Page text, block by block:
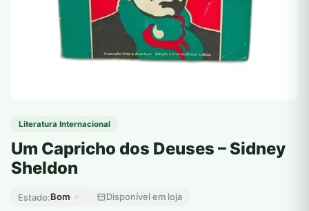
Literatura Internacional
Um Capricho dos Deuses – Sidney
Sheldon
Estado:Bom Disponível em loja